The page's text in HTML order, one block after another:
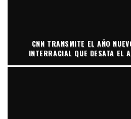
CNN TRANSMITE EL AÑO
INTERRACIAL QUE DESATA EL